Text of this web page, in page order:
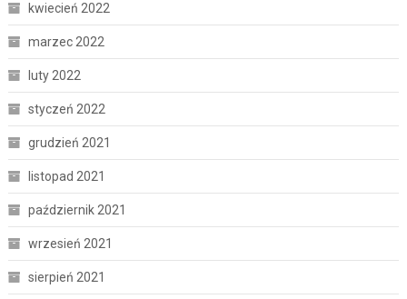
kwiecień 2022
marzec 2022
luty 2022
styczeń 2022
grudzień 2021
listopad 2021
październik 2021
wrzesień 2021
sierpień 2021